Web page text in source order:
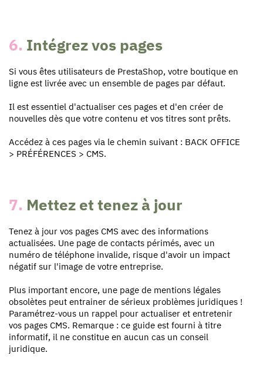
6. Intégrez vos pages
Si vous êtes utilisateurs de PrestaShop, votre boutique en
ligne est livrée avec un ensemble de pages par défaut.
Il est essentiel d'actualiser ces pages et d'en créer de
nouvelles dès que votre contenu et vos titres sont prêts.
Accédez à ces pages via le chemin suivant : BACK OFFICE
> PRÉFÉRENCES > CMS.
7. Mettez et tenez à jour
Tenez à jour vos pages CMS avec des informations
actualisées. Une page de contacts périmés, avec un
numéro de téléphone invalide, risque d'avoir un impact
négatif sur l'image de votre entreprise.
Plus important encore, une page de mentions légales
obsolètes peut entrainer de sérieux problèmes juridiques !
Paramétrez-vous un rappel pour actualiser et entretenir
vos pages CMS. Remarque : ce guide est fourni à titre
informatif, il ne constitue en aucun cas un conseil
juridique.